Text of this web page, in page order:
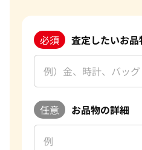
必須 査定したいお品
任意 お品物の詳細